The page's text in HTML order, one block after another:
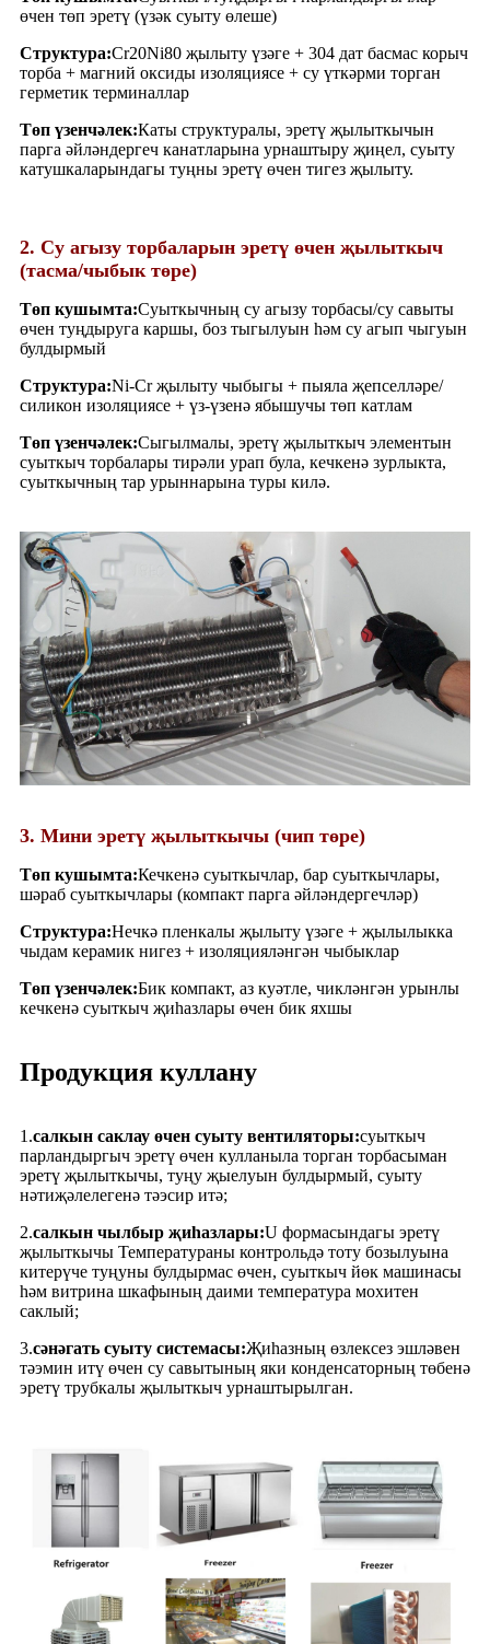
өчен төп эретү (үзәк суыту өлеше)
Структура:Cr20Ni80 җылыту үзәге + 304 дат басмас корыч
торба + магний оксиды изоляциясе + су үткәрми торган
герметик терминаллар
Төп үзенчәлек:Каты структуралы, эретү җылыткычын
парга әйләндергеч канатларына урнаштыру җиңел, суыту
катушкаларындагы туңны эретү өчен тигез җылыту.
2. Су агызу торбаларын эретү өчен җылыткыч
(тасма/чыбык төре)
Төп кушымта:Суыткычның су агызу торбасы/су савыты
өчен туңдыруга каршы, боз тыгылуын һәм су агып чыгуын
булдырмый
Структура:Ni-Cr җылыту чыбыгы + пыяла җепселләре/
силикон изоляциясе + үз-үзенә ябышучы төп катлам
Төп үзенчәлек:Сыгылмалы, эретү җылыткыч элементын
суыткыч торбалары тирәли урап була, кечкенә зурлыкта,
суыткычның тар урыннарына туры килә.
3. Мини эретү җылыткычы (чип төре)
Төп кушымта:Кечкенә суыткычлар, бар суыткычлары,
шәраб суыткычлары (компакт парга әйләндергечләр)
Структура:Нечкә пленкалы җылыту үзәге + җылылыкка
чыдам керамик нигез + изоляцияләнгән чыбыклар
Төп үзенчәлек:Бик компакт, аз куәтле, чикләнгән урынлы
кечкенә суыткыч җиһазлары өчен бик яхшы
Продукция куллану
1.салкын саклау өчен суыту вентиляторы:суыткыч
парландыргыч эретү өчен кулланыла торган торбасыман
эретү җылыткычы, туңу җыелуын булдырмый, суыту
нәтиҗәлелегенә тәэсир итә;
2.салкын чылбыр җиһазлары:U формасындагы эретү
җылыткычы Температураны контрольдә тоту бозылуына
китерүче туңуны булдырмас өчен, суыткыч йөк машинасы
һәм витрина шкафының даими температура мохитен
саклый;
3.сәнәгать суыту системасы:Җиһазның өзлексез эшләвен
тәэмин итү өчен су савытының яки ​​конденсаторның төбенә
эретү трубкалы җылыткыч урнаштырылган.